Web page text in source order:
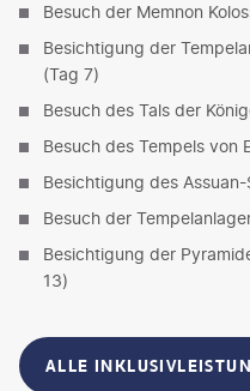
Besuch der Memnon
Besichtigung der
(Tag 7)
Besuch des Tals der
Besuch des Tempels von
Besichtigung des
Besuch der
Besichtigung der
13)
ALLE